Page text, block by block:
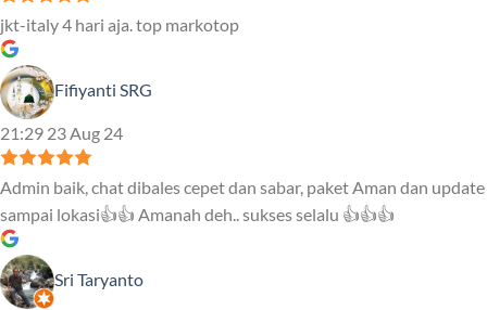
jkt-italy 4 hari aja. top markotop
Fifiyanti SRG
21:29 23 Aug 24
Admin baik, chat dibales cepet dan sabar, paket Aman dan update
sampai lokasi👍👍 Amanah deh.. sukses selalu 👍👍👍
Sri Taryanto